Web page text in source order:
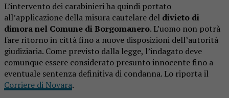
L’intervento dei carabinieri ha quindi portato
all’applicazione della misura cautelare del divieto di
dimora nel Comune di Borgomanero. L’uomo non potrà
fare ritorno in città fino a nuove disposizioni dell’autorità
giudiziaria. Come previsto dalla legge, l’indagato deve
comunque essere considerato presunto innocente fino a
eventuale sentenza definitiva di condanna. Lo riporta il
Corriere di Novara.